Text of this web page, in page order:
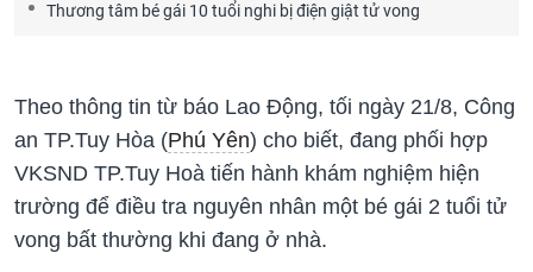
Thương tâm bé gái 10 tuổi nghi bị điện giật tử vong
Theo thông tin từ báo Lao Động, tối ngày 21/8, Công
an TP.Tuy Hòa (Phú Yên) cho biết, đang phối hợp
VKSND TP.Tuy Hoà tiến hành khám nghiệm hiện
trường để điều tra nguyên nhân một bé gái 2 tuổi tử
vong bất thường khi đang ở nhà.